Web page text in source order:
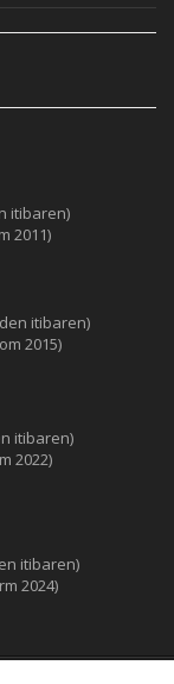
itibaren)
2011)
itibaren)
2015)
itibaren)
2022)
itibaren)
2024)